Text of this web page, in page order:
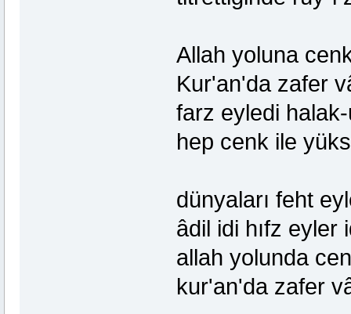
Allah yoluna
Kur'an'da zafer
farz eyledi
hep cenk ile
dünyaları feht
âdil idi hıfz eyler
allah yolunda
kur'an'da zafer